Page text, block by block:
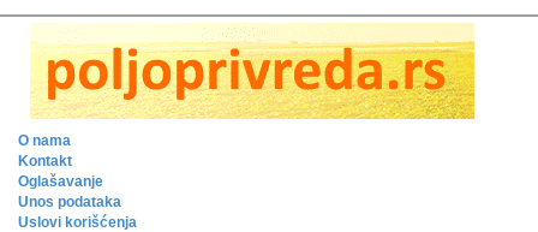
O nama
Kontakt
Oglašavanje
Unos podataka
Uslovi korišćenja